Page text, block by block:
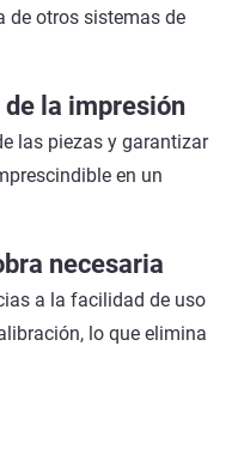
de otros sistemas de
la impresión
las piezas y garantizar
en un
necesaria
a la facilidad de uso
lo que elimina